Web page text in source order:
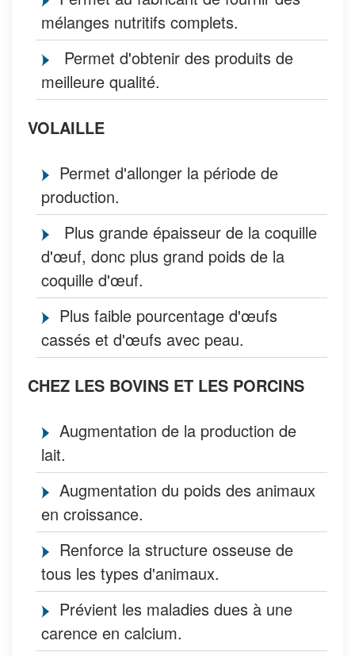
mélanges nutritifs complets.
Permet d'obtenir des produits de
meilleure qualité.
VOLAILLE
Permet d'allonger la période de
production.
Plus grande épaisseur de la coquille
d'œuf, donc plus grand poids de la
coquille d'œuf.
Plus faible pourcentage d'œufs
cassés et d'œufs avec peau.
CHEZ LES BOVINS ET LES PORCINS
Augmentation de la production de
lait.
Augmentation du poids des animaux
en croissance.
Renforce la structure osseuse de
tous les types d'animaux.
Prévient les maladies dues à une
carence en calcium.